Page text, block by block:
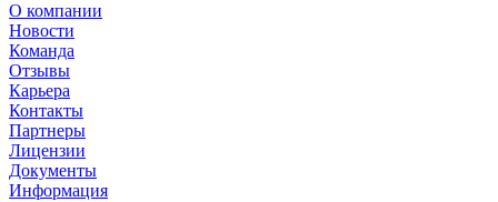
О компании
Новости
Команда
Отзывы
Карьера
Контакты
Партнеры
Лицензии
Документы
Информация